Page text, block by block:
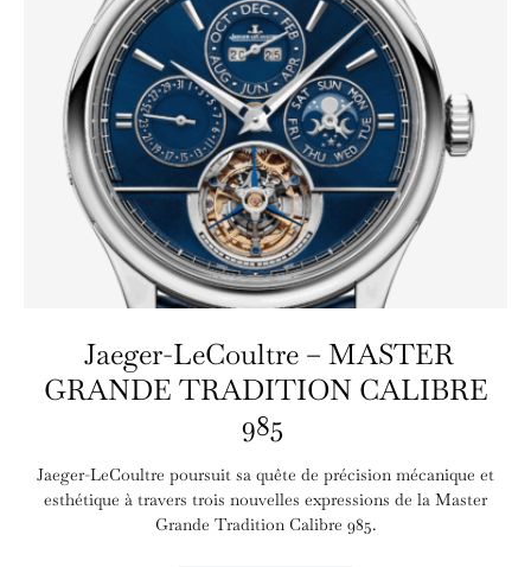
Jaeger-LeCoultre – MASTER
GRANDE TRADITION CALIBRE
985
Jaeger-LeCoultre poursuit sa quête de précision mécanique et
esthétique à travers trois nouvelles expressions de la Master
Grande Tradition Calibre 985.